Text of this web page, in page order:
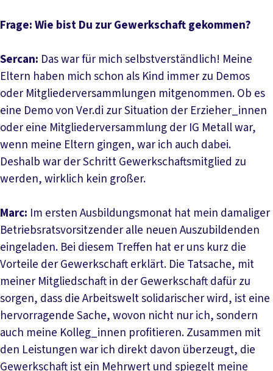
Frage: Wie bist Du zur Gewerkschaft gekommen?
Sercan: Das war für mich selbstverständlich! Meine
Eltern haben mich schon als Kind immer zu Demos
oder Mitgliederversammlungen mitgenommen. Ob es
eine Demo von Ver.di zur Situation der Erzieher_innen
oder eine Mitgliederversammlung der IG Metall war,
wenn meine Eltern gingen, war ich auch dabei.
Deshalb war der Schritt Gewerkschaftsmitglied zu
werden, wirklich kein großer.
Marc: Im ersten Ausbildungsmonat hat mein damaliger
Betriebsratsvorsitzender alle neuen Auszubildenden
eingeladen. Bei diesem Treffen hat er uns kurz die
Vorteile der Gewerkschaft erklärt. Die Tatsache, mit
meiner Mitgliedschaft in der Gewerkschaft dafür zu
sorgen, dass die Arbeitswelt solidarischer wird, ist eine
hervorragende Sache, wovon nicht nur ich, sondern
auch meine Kolleg_innen profitieren. Zusammen mit
den Leistungen war ich direkt davon überzeugt, die
Gewerkschaft ist ein Mehrwert und spiegelt meine